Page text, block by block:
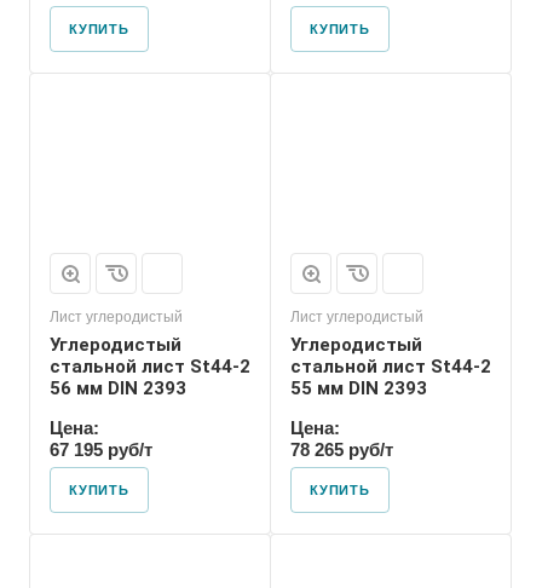
КУПИТЬ КУПИТЬ
Лист углеродистый
Углеродистый
стальной лист St44-2
56 мм DIN 2393
Цена:
67 195 руб/т
КУПИТЬ
Лист углеродистый
Углеродистый
стальной лист St44-2
55 мм DIN 2393
Цена:
78 265 руб/т
КУПИТЬ